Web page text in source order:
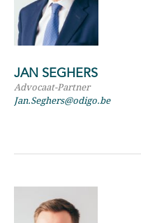
JAN SEGHERS
Advocaat-Partner
Jan.Seghers@odigo.be